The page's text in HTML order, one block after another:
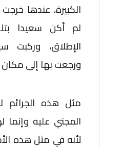
الكبيرة، عندها
لم أكن سعيدا
الإطلاق، وركبت
ورجعت بها إلى مكان
مثل هذه
المجني عليه وإنما
لأنه في مثل هذه